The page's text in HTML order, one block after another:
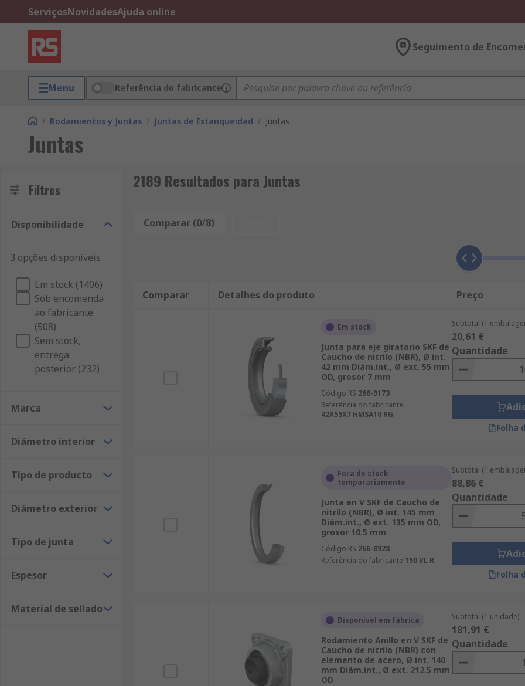
ServiçosNovidadesAjuda online
Seguimento de
Menu Referência do fabricante
/ Rodamientos y Juntas / Juntas de Estanqueidad / Juntas
Juntas
Filtros
Disponibilidade
3 opções disponíveis
Em stock (1406)
Sob encomenda
ao fabricante
(508)
Sem stock,
entrega
posterior (232)
Marca
Diámetro interior
Tipo de producto
Diámetro exterior
Tipo de junta
Espesor
Material de sellado
2189 Resultados para Juntas
Comparar (0/8)
Comparar Detalhes do produto Preço
Em stock
Junta para eje giratorio SKF de
Caucho de nitrilo (NBR), Ø int.
42 mm Diám.int., Ø ext. 55 mm
OD, grosor 7 mm
Código RS 266-9173
Referência do fabricante
42X55X7 HMSA10 RG
Subtotal (1
20,61 €
Quantidade
Folha
Fora de stock
temporariamente
Junta en V SKF de Caucho de
nitrilo (NBR), Ø int. 145 mm
Diám.int., Ø ext. 135 mm OD,
grosor 10.5 mm
Código RS 266-8928
Referência do fabricante 150 VL R
Subtotal (1
88,86 €
Quantidade
Folha
Disponível em fábrica
Rodamiento Anillo en V SKF de
Caucho de nitrilo (NBR) con
elemento de acero, Ø int. 140
mm Diám.int., Ø ext. 212.5 mm
OD
Subtotal (1 unidade)
181,91 €
Quantidade